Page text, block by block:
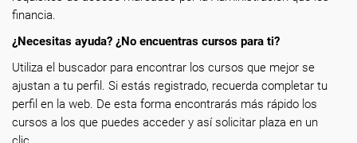
financia.
¿Necesitas ayuda? ¿No encuentras cursos para ti?
Utiliza el buscador para encontrar los cursos que mejor se
ajustan a tu perfil. Si estás registrado, recuerda completar tu
perfil en la web. De esta forma encontrarás más rápido los
cursos a los que puedes acceder y así solicitar plaza en un